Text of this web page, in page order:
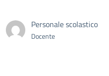
Personale scolastico
Docente